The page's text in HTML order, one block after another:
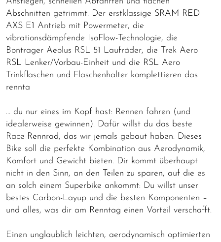
Abschnitten getrimmt. Der erstklassige SRAM RED
AXS E1 Antrieb mit Powermeter, die
vibrationsdämpfende IsoFlow-Technologie, die
Bontrager Aeolus RSL 51 Laufräder, die Trek Aero
RSL Lenker/Vorbau-Einheit und die RSL Aero
Trinkflaschen und Flaschenhalter komplettieren das
rennta
… du nur eines im Kopf hast: Rennen fahren (und
idealerweise gewinnen). Dafür willst du das beste
Race-Rennrad, das wir jemals gebaut haben. Dieses
Bike soll die perfekte Kombination aus Aerodynamik,
Komfort und Gewicht bieten. Dir kommt überhaupt
nicht in den Sinn, an den Teilen zu sparen, auf die es
an solch einem Superbike ankommt: Du willst unser
bestes Carbon-Layup und die besten Komponenten –
und alles, was dir am Renntag einen Vorteil verschafft.
Einen unglaublich leichten, aerodynamisch optimierten